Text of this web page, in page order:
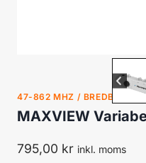
47-862 MHZ /
MAXVIEW
795,00 kr inkl. moms